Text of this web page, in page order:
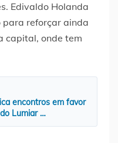
Edivaldo Holanda
para reforçar ainda
capital, onde tem
encontros em favor
Lumiar …